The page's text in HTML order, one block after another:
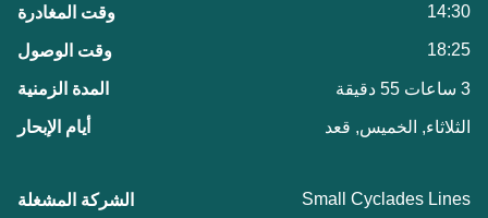
14:30
18:25
3 ساعات 55 دقيقة
الثلاثاء, الخميس, قعد
Small Cyclades Lines